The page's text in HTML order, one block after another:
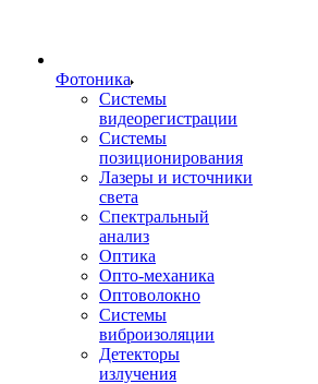
Фотоника
Cистемы
видеорегистрации
Системы
позиционирования
Лазеры и источники
света
Спектральный
анализ
Оптика
Опто-механика
Оптоволокно
Системы
виброизоляции
Детекторы
излучения